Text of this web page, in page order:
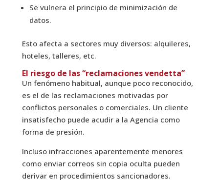
Se vulnera el principio de minimización de
datos.
Esto afecta a sectores muy diversos: alquileres,
hoteles, talleres, etc.
El riesgo de las “reclamaciones vendetta”
Un fenómeno habitual, aunque poco reconocido,
es el de las reclamaciones motivadas por
conflictos personales o comerciales. Un cliente
insatisfecho puede acudir a la Agencia como
forma de presión.
Incluso infracciones aparentemente menores
como enviar correos sin copia oculta pueden
derivar en procedimientos sancionadores.